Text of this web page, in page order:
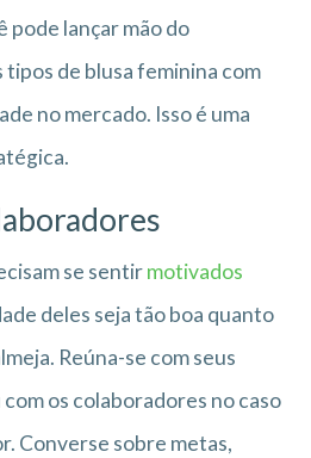
pode lançar mão do
de blusa feminina com
no mercado. Isso é uma
se sentirmotivados
deles seja tão boa quanto
Reúna-se com seus
os colaboradores no caso
Converse sobre metas,